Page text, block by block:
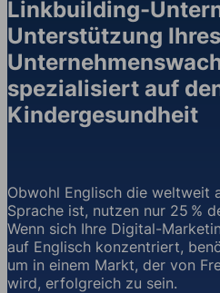
Linkbuilding-
Unterstützung Ihres
spezialisiert auf
Kindergesundheit
Obwohl Englisch die weltweit
Sprache ist, nutzen nur 25 %
Wenn sich Ihre Digital-
auf Englisch konzentriert,
um in einem Markt, der von
wird, erfolgreich zu sein.